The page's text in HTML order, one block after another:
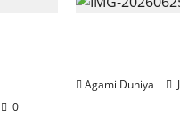
0
Agami Duniya